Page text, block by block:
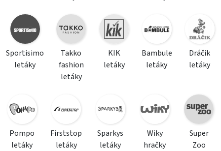
Sportisimo
letáky
Takko
fashion
letáky
KIK
letáky
Bambule
letáky
Dráčik
letáky
Pompo
letáky
Firststop
letáky
Sparkys
letáky
Wiky
hračky
Super
Zoo